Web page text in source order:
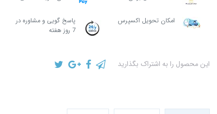
امکان تحویل اکسپرس
پاسخ گویی و مشاوره در
7 روز هفته
این محصول را به اشتراک بگذارید